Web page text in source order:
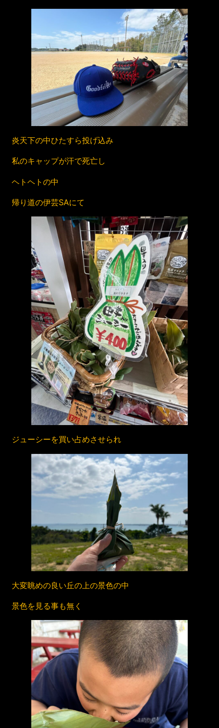
炎天下の中ひたすら投げ込み
私のキャップが汗で死亡し
ヘトヘトの中
帰り道の伊芸SAにて
ジューシーを買い占めさせられ
大変眺めの良い丘の上の景色の中
景色を見る事も無く